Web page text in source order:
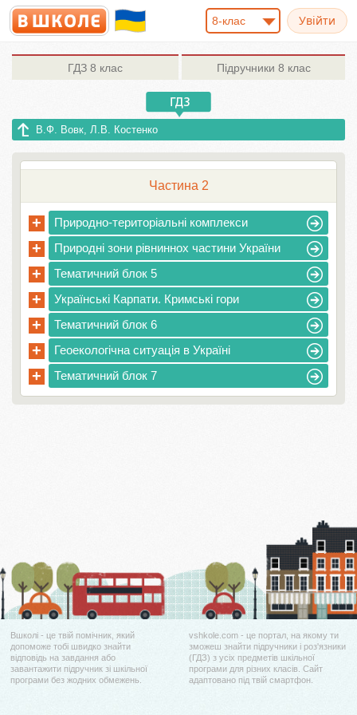
8-клас
ГДЗ 8 клас Підручники 8 клас
В.Ф. Вовк, Л.В. Костенко
Частина 2
+ Природно-територіальні комплекси
+ Природні зони рівниннох частини України
+ Тематичний блок 5
+ Українські Карпати. Кримські гори
+ Тематичний блок 6
+ Геоекологічна ситуація в Україні
+ Тематичний блок 7
Вшколі - це твій помічник, який
допоможе тобі швидко знайти
відповідь на завдання або
завантажити підручник зі шкільної
програми без жодних обмежень.
vshkole.com - це портал, на якому ти
зможеш знайти підручники і роз'язники
(ГДЗ) з усіх предметів шкільної
програми для різних класів. Сайт
адаптовано під твій смартфон.